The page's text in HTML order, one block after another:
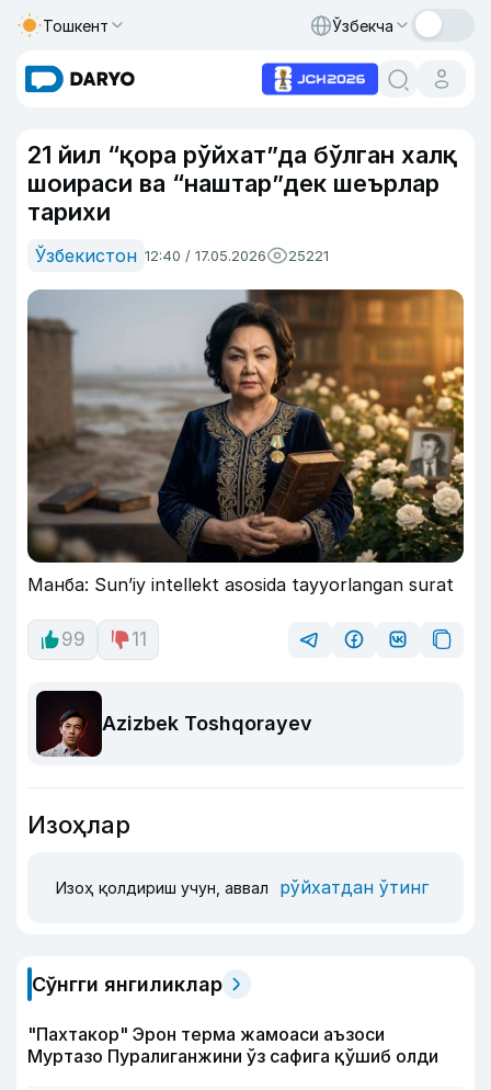
Тошкент Ўзбекча
21 йил “қора рўйхат”да бўлган халқ
шоираси ва “наштар”дек шеърлар
тарихи
Ўзбекистон 12:40 / 17.05.2026 25221
Манба: Sun’iy intellekt asosida tayyorlangan surat
99 11
Azizbek Toshqorayev
Изоҳлар
Изоҳ қолдириш учун, аввал рўйхатдан ўтинг
Сўнгги янгиликлар
"Пахтакор" Эрон терма жамоаси аъзоси
Муртазо Пуралиганжини ўз сафига қўшиб олди